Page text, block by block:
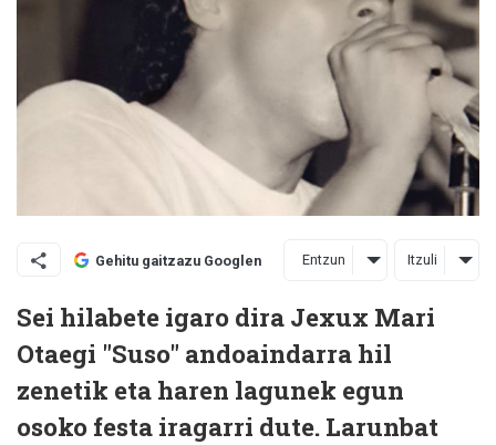
Gehitu gaitzazu Googlen Entzun Itzuli
Sei hilabete igaro dira Jexux Mari
Otaegi "Suso" andoaindarra hil
zenetik eta haren lagunek egun
osoko festa iragarri dute. Larunbat